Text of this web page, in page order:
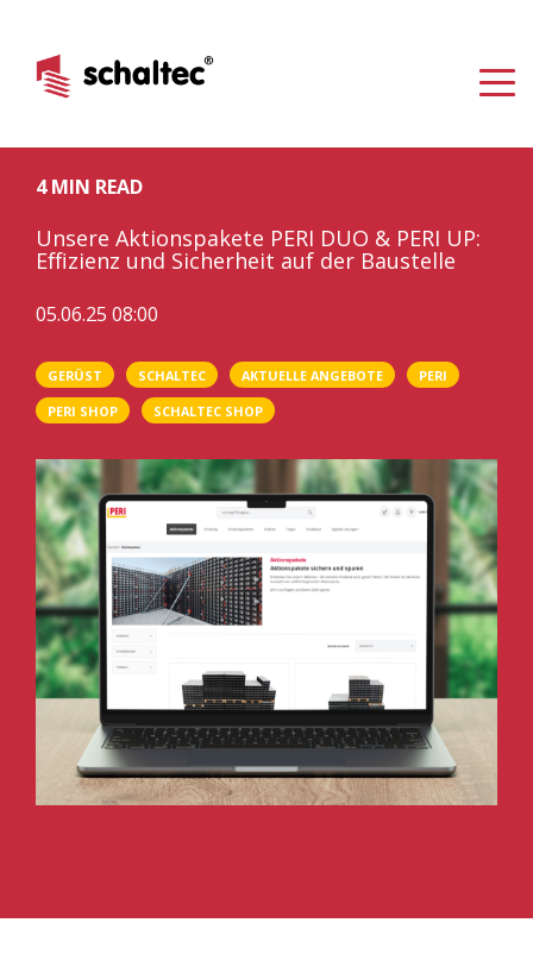
4 MIN READ
Unsere Aktionspakete PERI DUO & PERI UP:
Effizienz und Sicherheit auf der Baustelle
05.06.25 08:00
GERÜST SCHALTEC AKTUELLE ANGEBOTE
PERI
PERI SHOP
SCHALTEC SHOP